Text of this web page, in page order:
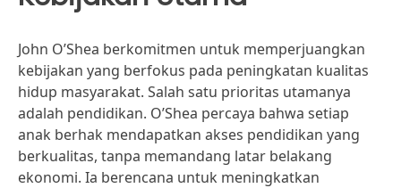
John O’Shea berkomitmen untuk memperjuangkan
kebijakan yang berfokus pada peningkatan kualitas
hidup masyarakat. Salah satu prioritas utamanya
adalah pendidikan. O’Shea percaya bahwa setiap
anak berhak mendapatkan akses pendidikan yang
berkualitas, tanpa memandang latar belakang
ekonomi. Ia berencana untuk meningkatkan